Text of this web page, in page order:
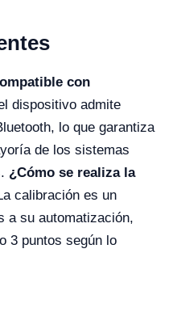
con
dispositivo admite
lo que garantiza
de los sistemas
¿Cómo se realiza la
calibración es un
a su automatización,
3 puntos según lo